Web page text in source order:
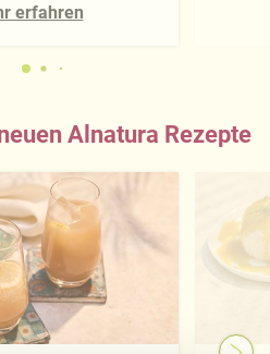
erfahren
Alnatura Rezepte